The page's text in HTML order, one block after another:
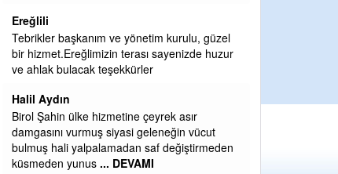
Sebahattin özarslan
Günaydın hayırlı sabahlar dilerim
H BakiYüksel